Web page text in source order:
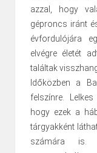
azzal, hogy
géproncs iránt
évfordulójára
elvégre életét
találtak
Időközben a
felszínre.
hogy ezek a
tárgyakként
számára is.